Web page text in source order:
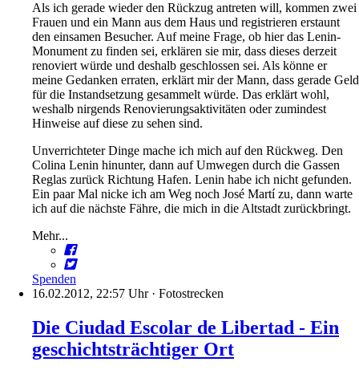
Als ich gerade wieder den Rückzug antreten will, kommen zwei
Frauen und ein Mann aus dem Haus und registrieren erstaunt
den einsamen Besucher. Auf meine Frage, ob hier das Lenin-
Monument zu finden sei, erklären sie mir, dass dieses derzeit
renoviert würde und deshalb geschlossen sei. Als könne er
meine Gedanken erraten, erklärt mir der Mann, dass gerade Geld
für die Instandsetzung gesammelt würde. Das erklärt wohl,
weshalb nirgends Renovierungsaktivitäten oder zumindest
Hinweise auf diese zu sehen sind.
Unverrichteter Dinge mache ich mich auf den Rückweg. Den
Colina Lenin hinunter, dann auf Umwegen durch die Gassen
Reglas zurück Richtung Hafen. Lenin habe ich nicht gefunden.
Ein paar Mal nicke ich am Weg noch José Martí zu, dann warte
ich auf die nächste Fähre, die mich in die Altstadt zurückbringt.
Mehr...
Spenden
16.02.2012, 22:57 Uhr· Fotostrecken
Die Ciudad Escolar de Libertad - Ein
geschichtsträchtiger Ort